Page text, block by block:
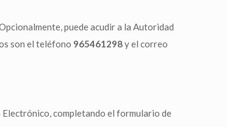
puede acudir a la Autoridad
son el teléfono 965461298y el correo
Electrónico, completando el formulario de